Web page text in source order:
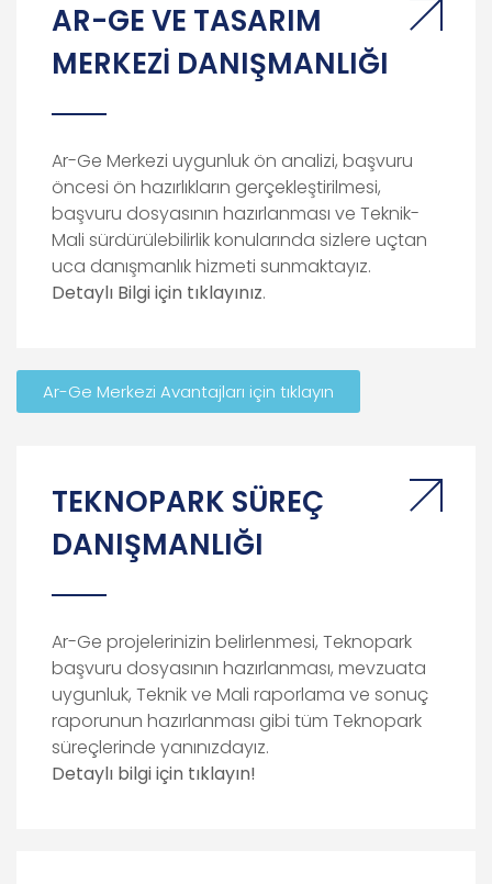
AR-GE VE TASARIM
MERKEZİ DANIŞMANLIĞI
Ar-Ge Merkezi uygunluk ön analizi, başvuru
öncesi ön hazırlıkların gerçekleştirilmesi,
başvuru dosyasının hazırlanması ve Teknik-
Mali sürdürülebilirlik konularında sizlere uçtan
uca danışmanlık hizmeti sunmaktayız.
Detaylı Bilgi için tıklayınız.
Ar-Ge Merkezi Avantajları için tıklayın
TEKNOPARK SÜREÇ
DANIŞMANLIĞI
Ar-Ge projelerinizin belirlenmesi, Teknopark
başvuru dosyasının hazırlanması, mevzuata
uygunluk, Teknik ve Mali raporlama ve sonuç
raporunun hazırlanması gibi tüm Teknopark
süreçlerinde yanınızdayız.
Detaylı bilgi için tıklayın!